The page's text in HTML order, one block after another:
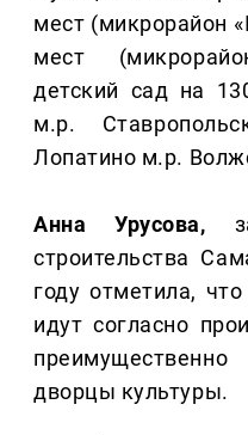
мест (микрорайон
мест
детский сад на
м.р.
Лопатино м.р.
Анна Урусова,
строительства
году отметила,
идут согласно
дворцы культуры.